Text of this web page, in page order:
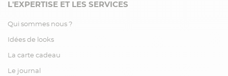
L'EXPERTISE ET LES SERVICES
Qui sommes nous ?
Idées de looks
La carte cadeau
Le journal